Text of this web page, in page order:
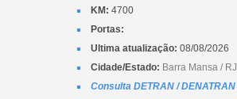
KM: 4700
Portas:
Ultima atualização: 08/08/2026
Cidade/Estado: Barra Mansa / RJ
Consulta DETRAN / DENATRAN